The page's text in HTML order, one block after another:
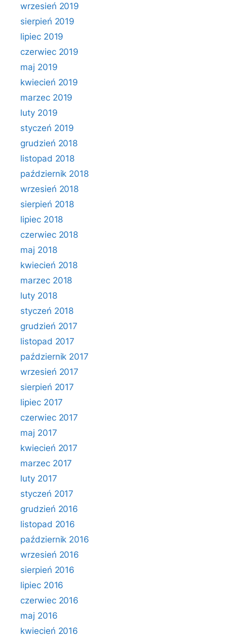
wrzesień 2019
sierpień 2019
lipiec 2019
czerwiec 2019
maj 2019
kwiecień 2019
marzec 2019
luty 2019
styczeń 2019
grudzień 2018
listopad 2018
październik 2018
wrzesień 2018
sierpień 2018
lipiec 2018
czerwiec 2018
maj 2018
kwiecień 2018
marzec 2018
luty 2018
styczeń 2018
grudzień 2017
listopad 2017
październik 2017
wrzesień 2017
sierpień 2017
lipiec 2017
czerwiec 2017
maj 2017
kwiecień 2017
marzec 2017
luty 2017
styczeń 2017
grudzień 2016
listopad 2016
październik 2016
wrzesień 2016
sierpień 2016
lipiec 2016
czerwiec 2016
maj 2016
kwiecień 2016